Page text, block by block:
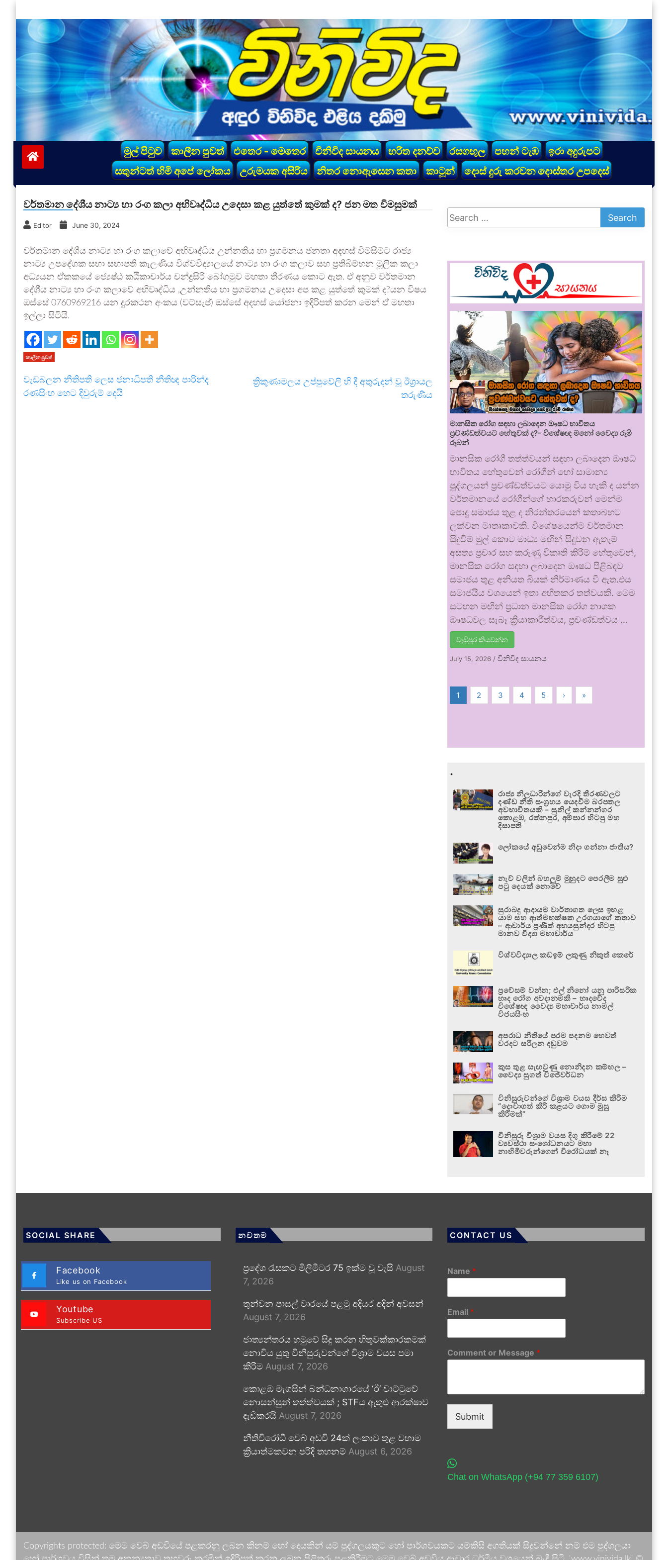
to
content
vinivida.lk
මුල් පිටුව කාලීන පුවත් එතෙර - මෙතෙර විනිවිද සායනය හරිත දනව්ව රසගඟුල පහන් ටැඹ
ඉරා අදුරුපට
සතුන්ටත් හිමි අපේ ලෝකය
උරුමයක අසිරිය නිතර නොඇසෙන කතා කාටූන් දොස් දුරු කරවන දොස්තර උපදෙස්
වර්තමාන දේශීය නාට්‍ය හා රංග කලා අභිවෘද්ධිය උදෙසා කළ යුත්තේ කුමක් ද? ජන මත විමසුමක්
Editor June 30, 2024
වර්තමාන දේශීය නාට්‍ය හා රංග කලාවේ අභිවෘද්ධිය උන්නතිය හා ප්‍රගමනය ජනතා අදහස් විමසීමට රාජ්‍ය
නාට්‍ය උපදේශක සභා සභාපති කැලණිය විශ්වවිද්‍යාලයේ නාට්‍ය හා රංග කලාව සහ ප්‍රතිබිම්භන මූලික කලා
අධ්‍යයන ඒකකයේ ජ්‍යෙෂ්ඨ කඨිකාචාර්ය චන්ද්‍රසිරි බෝගමුව මහතා තීරණය කොට ඇත. ඒ අනුව වර්තමාන
දේශීය නාට්‍ය හා රංග කලාවේ අභිවෘද්ධිය ,උන්නතිය හා ප්‍රගමනය උදෙසා අප කළ යුත්තේ කුමක් ද?යන විෂය
ඔස්සේ 0760969216 යන දුරකථන අංකය (වට්සැප්) ඔස්සේ අදහස් යෝජනා ඉදිරිපත් කරන මෙන් ඒ මහතා
ඉල්ලා සිටියි.
කාලීන පුවත්
වැඩබලන නීතිපති ලෙස ජනාධිපති නීතිඥ පාරින්ද
රණසිංහ හෙට දිවුරුම් දෙයි
ත්‍රිකුණාමලය උප්පුවේලි හි දී අතුරුදන් වූ ඊශ්‍රායල
තරුණිය
මානසික රෝග සඳහා ලබාදෙන ඖෂධ භාවිතය
ප්‍රචණ්ඩත්වයට හේතුවක් ද?- විශේෂඥ මනෝ වෛද්‍ය රූමි
රූබන්
මානසික රෝගී තත්ත්වයන් සඳහා ලබාදෙන ඖෂධ
භාවිතය හේතුවෙන් රෝගීන් හෝ සාමාන්‍ය
පුද්ගලයන් ප්‍රචණ්ඩත්වයට යොමු විය හැකි ද යන්න
වර්තමානයේ රෝගීන්ගේ භාරකරුවන් මෙන්ම
පොදු සමාජය තුළ ද නිරන්තරයෙන් කතාබහට
ලක්වන මාතෘකාවකි. විශේෂයෙන්ම වර්තමාන
සිදුවීම් මුල් කොට මාධ්‍ය මඟින් සිදුවන ඇතැම්
අසත්‍ය ප්‍රචාර සහ කරුණු විකෘති කිරීම් හේතුවෙන්,
මානසික රෝග සඳහා ලබාදෙන ඖෂධ පිළිබඳව
සමාජය තුළ අනියත බියක් නිර්මාණය වී ඇත.එය
සමාජයීය වශයෙන් ඉතා අහිතකර තත්වයකි. මෙම
සටහන මඟින් ප්‍රධාන මානසික රෝග නාශක
ඖෂධවල සැබෑ ක්‍රියාකාරීත්වය, ප්‍රචණ්ඩත්වය …
වැඩිපුර කියවන්න
July 15, 2026 /විනිවිද සායනය
1 2 3 4 5 › »
.
රාජ්‍ය නිලධාරීන්ගේ වැරදි තීරණවලට
දණ්ඩ නීති සංග්‍රහය යෙදවීම බරපතල
අවභාවිතයකි – සුනිල් කන්නන්ගර
කොළඹ, රත්නපුර, අම්පාර හිටපු මහ
දිසාපති
ලෝකයේ අඩුවෙන්ම නිදා ගන්නා ජාතිය?
නැව් වලින් බහලුම් මුහුදට පෙරලීම සුළු
පටු දෙයක් නොවේ
සුරාබදු ආදායම වාර්තාගත ලෙස ඉහළ
යාම සහ ආත්මභක්ෂක උරගයාගේ කතාව
– ආචාර්ය ප්‍රණීත් අභයසුන්දර හිටපු
මානව විද්‍යා මහාචාර්ය
විශ්වවිද්‍යාල කඩඉම් ලකුණු නිකුත් කෙරේ
ප්‍රවේසම් වන්න; එල් නිනෝ යනු පාරිසරික
හෘද රෝග අවදානමකි – හෘදවේද
විශේෂඥ වෛද්‍ය මහාචාර්ය නාමල්
විජයසිංහ
අපරාධ නීතියේ පරම පදනම හෙවත්
වරදට සරිලන දඬුවම
කුස තුළ සැඟවුණු නොනිදන කම්හල –
වෛද්‍ය සුගත් විජේවර්ධන
විනිසුරුවන්ගේ විශ්‍රාම වයස දීර්ඝ කිරීම
“දොවාගත් කිරි කළයට ගොම මුසු
කිරීමක්”
විනිසුරු විශ්‍රාම වයස දිගු කිරීමේ 22
ව්‍යවස්ථා සංශෝධනයට මහා
නාහිමිවරුන්ගෙන් විරෝධයක් නෑ
SOCIAL SHARE
Facebook
Like us on Facebook
Youtube
Subscribe US
නවතම
ප්‍රදේශ රැසකට මිලිමීටර 75 ඉක්ම වූ වැසි August
7, 2026
තුන්වන පාසල් වාරයේ පළමු අදියර අදින් අවසන්
August 7, 2026
ජාත්‍යන්තරය හමුවේ සිදු කරන හිතුවක්කාරකමක්
නොවිය යුතු විනිසුරුවන්ගේ විශ්‍රාම වයස පමා
කිරීම August 7, 2026
කොළඹ මැගසින් බන්ධනාගාරයේ ‘ඊ’ වාට්ටුවේ
නොසන්සුන් තත්ත්වයක් ; STFය ඇතුළු ආරක්ෂාව
දැඩිකරයි August 7, 2026
නීතිවිරෝධී වෙබ් අඩවි 24ක් ලංකාව තුළ වහාම
ක්‍රියාත්මකවන පරිදි තහනම් August 6, 2026
CONTACT US
Name *
Email *
Comment or Message *
Submit
Chat on WhatsApp (+94 77 359 6107)
Copyrights protected: මෙම වෙබ් අඩවියේ පළකරනු ලබන කිනම් හෝ දෙයකින් යම් පුද්ගලයකුට හෝ පාර්ශවයකට යම්කිසි අගතියක් සිදුවන්නේ නම් එම පුද්ගලයා